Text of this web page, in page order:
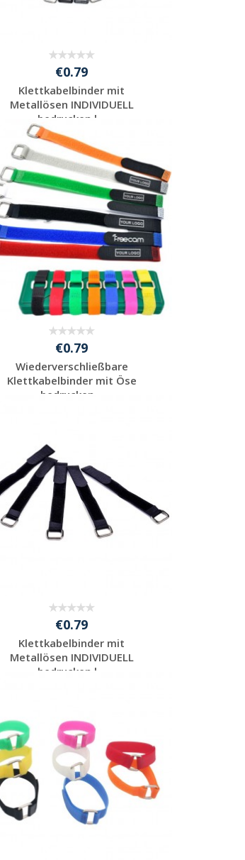
€0.79
Klettkabelbinder mit
Metallösen INDIVIDUELL
bedrucken l...
Individuelle
Werbeartikel
anfragen
€0.79
Wiederverschließbare
Klettkabelbinder mit Öse
bedrucken...
€0.79
Klettkabelbinder mit
Metallösen INDIVIDUELL
bedrucken l...